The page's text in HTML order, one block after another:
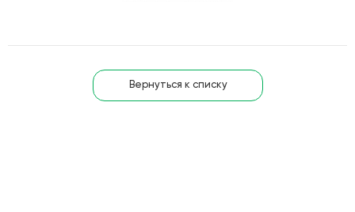
Вернуться к списку